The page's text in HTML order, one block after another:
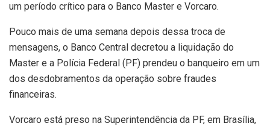
um período crítico para o Banco Master e Vorcaro.
Pouco mais de uma semana depois dessa troca de
mensagens, o Banco Central decretou a liquidação do
Master e a Polícia Federal (PF) prendeu o banqueiro em um
dos desdobramentos da operação sobre fraudes
financeiras.
Vorcaro está preso na Superintendência da PF, em Brasília,